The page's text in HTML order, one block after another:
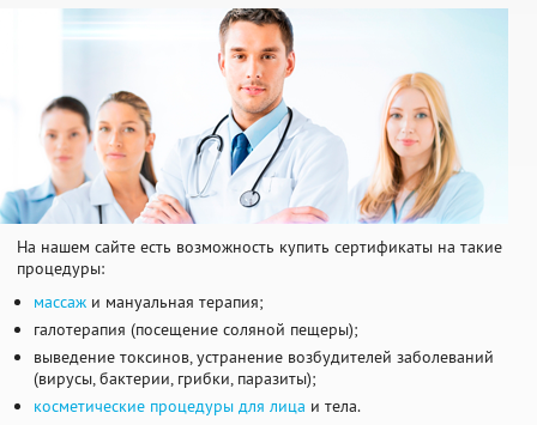
На нашем сайте есть возможность купить сертификаты на такие
процедуры:
массаж и мануальная терапия;
галотерапия (посещение соляной пещеры);
выведение токсинов, устранение возбудителей заболеваний
(вирусы, бактерии, грибки, паразиты);
косметические процедуры для лица и тела.